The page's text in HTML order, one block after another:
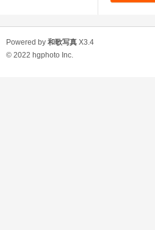
Powered by 和歌写真 X3.4
© 2022 hgphoto Inc.